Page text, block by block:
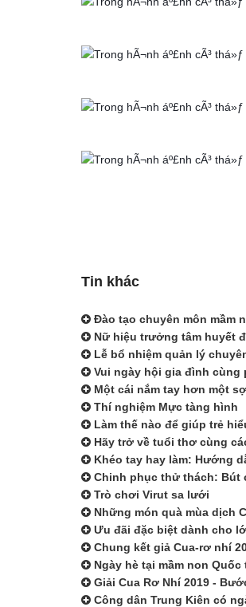
Tin khác
Đào tạo chuyên môn mầm
Nữ hiệu trưởng tâm huyết
Lễ bổ nhiệm quản lý
Vui ngày hội gia đình cùng
Một cái nắm tay hơn một
Thí nghiệm Mực tàng hình
Làm thế nào để giúp trẻ
Hãy trở về tuổi thơ cùng
Khéo tay hay làm: Hướng
Chinh phục thử thách: Bút
Trò chơi Virut sa lưới
Những món quà mùa dịch
Ưu đãi đặc biệt dành cho
Chung kết giả Cua-rơ nhí
Ngày hè tại mầm non Quốc
Giải Cua Rơ Nhí 2019 -
Công dân Trung Kiên có